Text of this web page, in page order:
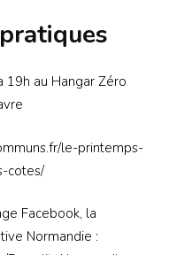
au Hangar Zéro
le-printemps-
cotes/
Facebook, la
Normandie :